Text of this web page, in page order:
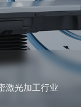
激光加工行业